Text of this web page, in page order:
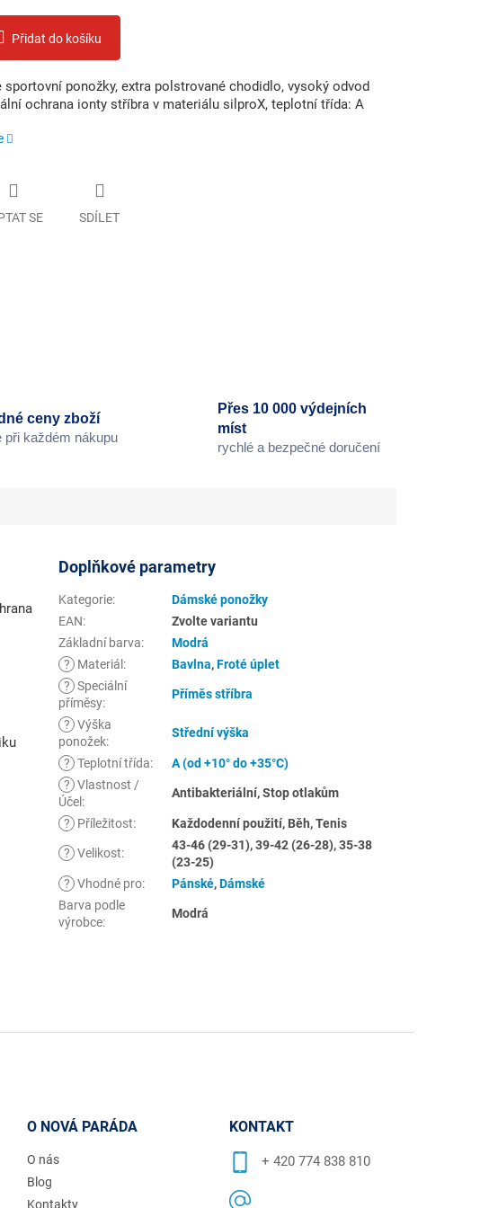
Přidat do košíku
sportovní ponožky, extra polstrované chodidlo, vysoký odvod
ochrana ionty stříbra v materiálu silproX, teplotní třída: A
SE SDÍLET
ceny zboží
při každém nákupu
Přes 10 000 výdejních
míst
rychlé a bezpečné doručení
Doplňkové parametry
Kategorie:
Dámské ponožky
EAN:
Zvolte variantu
Základní barva:
Modrá
?
Materiál : Bavlna,Froté úplet
? Speciální
příměsy:
Příměs stříbra
? Výška
ponožek:
Střední výška
? Teplotní třída:
A (od +10° do +35°C)
? Vlastnost /
Účel :
Antibakteriální, Stop otlakům
? Příležitost: Každodenní použití, Běh, Tenis
? Velikost:
43-46 (29-31), 39-42 (26-28), 35-38
(23-25)
? Vhodné pro: Pánské,Dámské
Barva podle
výrobce:
Modrá
O NOVÁ PARÁDA
O nás
Blog
Kontakty
KONTAKT
+ 420 774 838 810